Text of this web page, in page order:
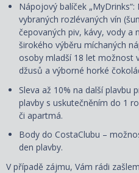
Nápojový balíček
vybraných rozlévaných vín
čepovaných piv, kávy, vody a
širokého výběru míchaných
osoby mladší 18 let možnost
džusů a výborné horké
Sleva až 10% na další plavbu
plavby s uskutečněním do 1
či apartmá.
Body do CostaClubu –
den plavby.
V případě zájmu, Vám rádi